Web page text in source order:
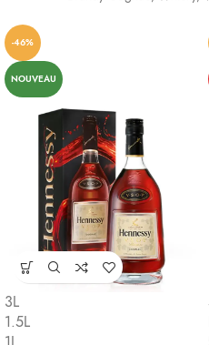
-46%
NOUVEAU
3L
1.5L